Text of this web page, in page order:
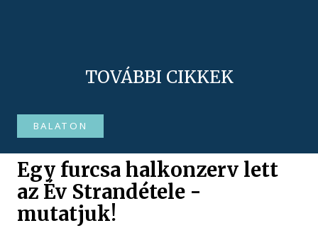
TOVÁBBI CIKKEK
BALATON
Egy furcsa halkonzerv lett
az Év Strandétele -
mutatjuk!